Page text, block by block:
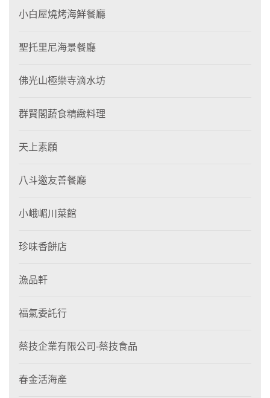
小白屋燒烤海鮮餐廳
聖托里尼海景餐廳
佛光山極樂寺滴水坊
群賢閣蔬食精緻料理
天上素願
八斗邀友善餐廳
小峨嵋川菜館
珍味香餅店
漁品軒
福氣委託行
蔡技企業有限公司-蔡技食品
春金活海產